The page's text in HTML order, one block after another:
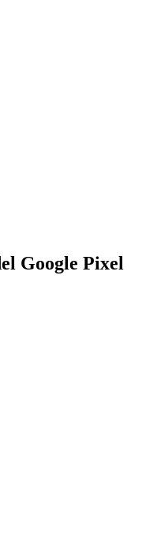
Google Pixel